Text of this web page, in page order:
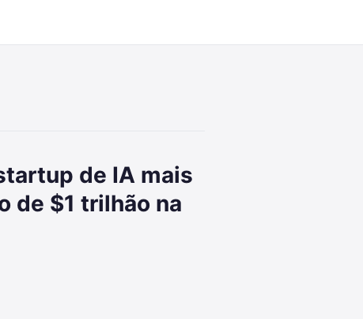
de IA mais
de $1 trilhão na